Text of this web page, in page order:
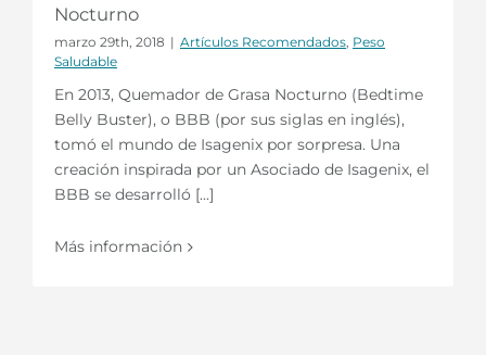
Nocturno
marzo 29th, 2018 | Artículos Recomendados Peso
Saludable
En 2013, Quemador de Grasa Nocturno (Bedtime
Belly Buster), o BBB (por sus siglas en inglés),
tomó el mundo de Isagenix por sorpresa. Una
creación inspirada por un Asociado de Isagenix, el
BBB se desarrolló [...]
Más información